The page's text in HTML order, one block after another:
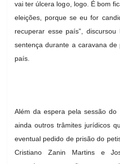
vai ter úlcera logo, logo. É bom
eleições, porque se eu for
recuperar esse país”,
sentença durante a caravana
país.
Além da espera pela sessão
ainda outros trâmites jurídicos
eventual pedido de prisão do
Cristiano Zanin Martins e